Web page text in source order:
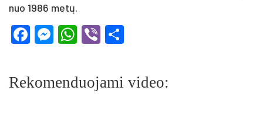
nuo 1986 metų.
Facebook
Messenger
WhatsApp
Viber
Rekomenduojami video: